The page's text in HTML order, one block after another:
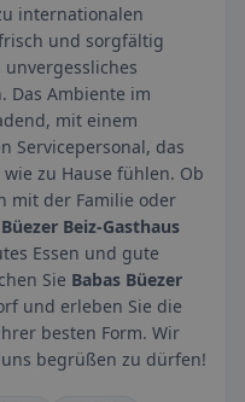
internationalen
und sorgfältig
Das Ambiente im
mit einem
Servicepersonal, das
zu Hause fühlen. Ob
mit der Familie oder
Beiz-Gasthaus
Essen und gute
Sie Babas Büezer
und erleben Sie die
besten Form. Wir
begrüßen zu dürfen!